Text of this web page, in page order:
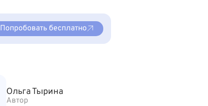
Попробовать бесплатно
Ольга Тырина
Автор